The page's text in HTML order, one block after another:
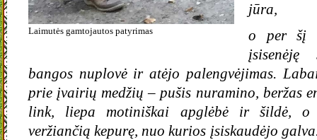
Laimutės gamtojautos patyrimas
jūra,
o per šį
įsisenėję
bangos nuplovė ir atėjo palengvėjimas.
prie įvairių medžių – pušis nuramino, beržas
link, liepa motiniškai apglėbė ir šildė, o
veržiančią kepurę, nuo kurios įsiskaudėjo